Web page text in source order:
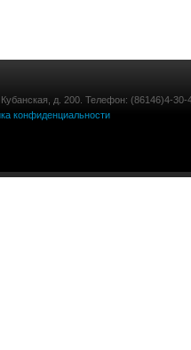
д. 200. Телефон: (86146)4-30-
конфиденциальности